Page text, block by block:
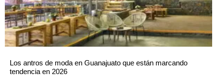
Los antros de moda en Guanajuato que están marcando
tendencia en 2026